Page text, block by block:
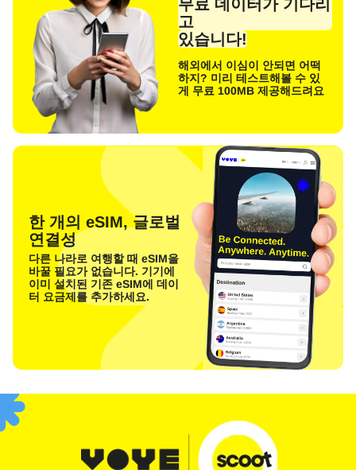
무료 데이터가 기다리
고
있습니다!
해외에서 이심이 안되면 어떡
하지? 미리 테스트해볼 수 있
게 무료 100MB 제공해드려요
한 개의 eSIM, 글로벌
연결성
다른 나라로 여행할 때 eSIM을
바꿀 필요가 없습니다. 기기에
이미 설치된 기존 eSIM에 데이
터 요금제를 추가하세요.